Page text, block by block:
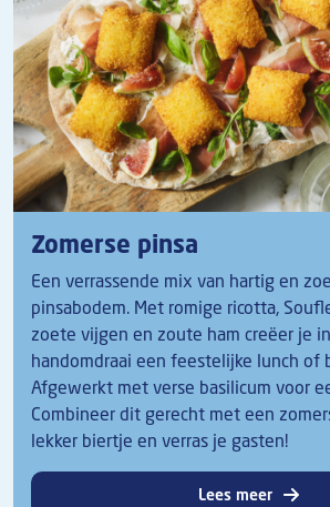
Zomerse pinsa
Een verrassende mix van hartig en
pinsabodem. Met romige ricotta,
zoete vijgen en zoute ham creëer je
handomdraai een feestelijke lunch of
Afgewerkt met verse basilicum voor
Combineer dit gerecht met een
lekker biertje en verras je gasten!
Lees meer